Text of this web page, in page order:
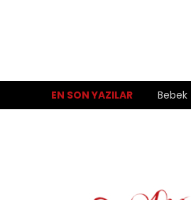
EN SON YAZILAR Bebek